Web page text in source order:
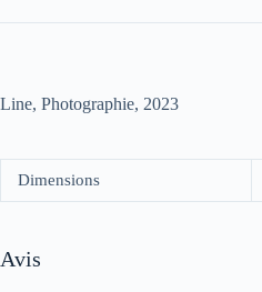
Line, Photographie, 2023
Dimensions
Avis